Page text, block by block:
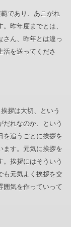
であり、あこがれ
昨年度までとは、
さん、昨年とは違っ
活を送ってくださ
拶は大切、という
れなのか、という
を追うごとに挨拶を
ます。元気に挨拶を
挨拶にはそういう
も元気よく挨拶を交
囲気を作っていって